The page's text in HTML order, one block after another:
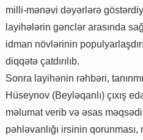
milli-mənəvi dəyərlərə
layihələrin gənclər arasında
idman növlərinin
diqqətə çatdırılıb.
Sonra layihənin rəhbəri,
Hüseynov (Beyləqanlı) çıxış
məlumat verib və əsas
pəhləvanlığı irsinin